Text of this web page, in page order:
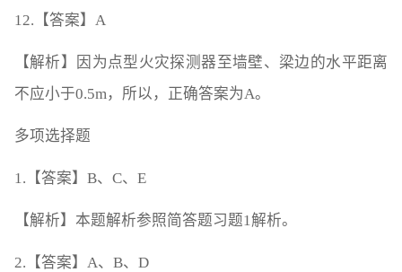
12.【答案】A
【解析】因为点型火灾探测器至墙壁、梁边的水平距离
不应小于0.5m，所以，正确答案为A。
多项选择题
1.【答案】B、C、E
【解析】本题解析参照简答题习题1解析。
2.【答案】A、B、D